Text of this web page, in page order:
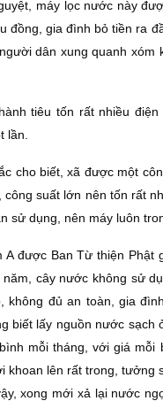
máy lọc nước này
đồng, gia đình bỏ tiền ra
dân xung quanh
tiêu tốn rất nhiều
lần.
cho biết, xã được một
suất lớn nên tốn rất
sử dụng, nên máy luôn
được Ban Từ thiện
cây nước không sử
đủ an toàn, gia
biết lấy nguồn nước
mỗi tháng, với giá mỗi
khoan lên rất trong,
xong mới xả lại nước